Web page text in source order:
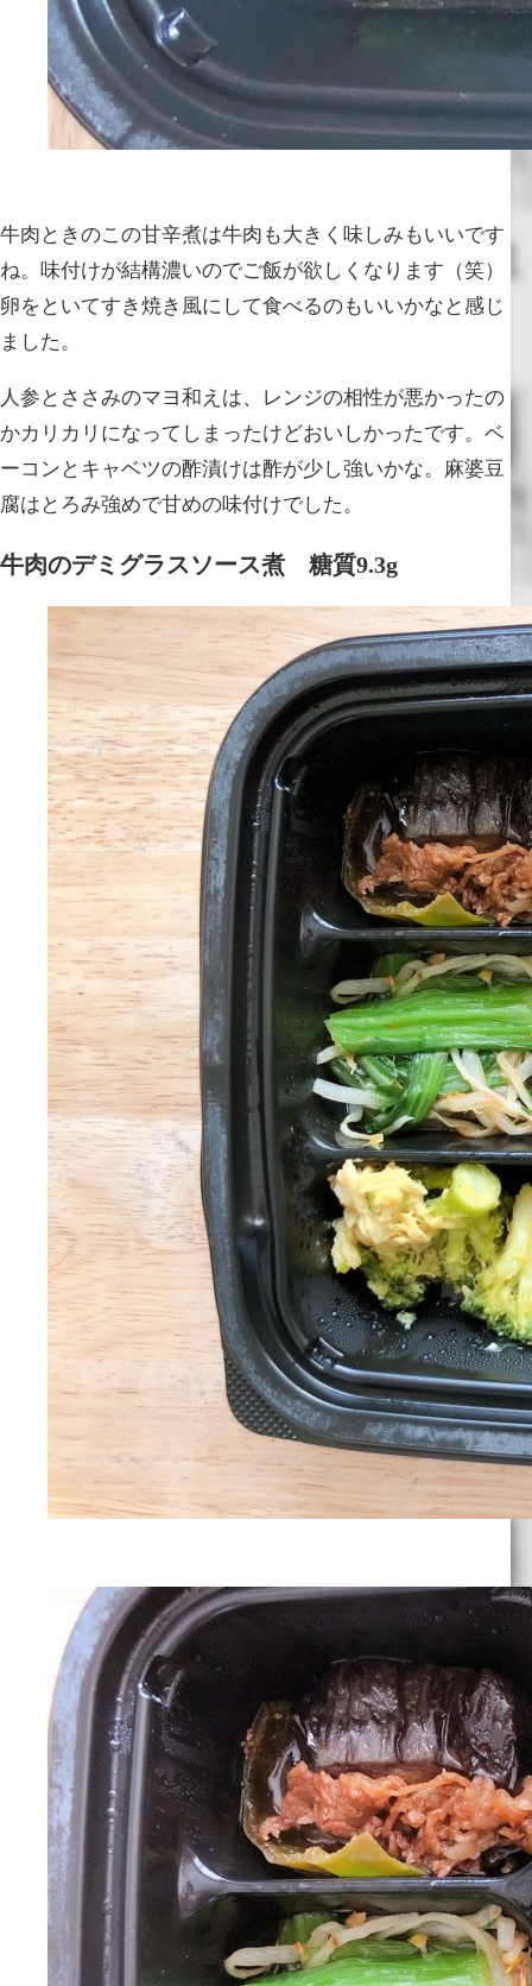
牛肉ときのこの甘辛煮は牛肉も大きく味しみもいいです
ね。味付けが結構濃いのでご飯が欲しくなります（笑）
卵をといてすき焼き風にして食べるのもいいかなと感じ
ました。
人参とささみのマヨ和えは、レンジの相性が悪かったの
かカリカリになってしまったけどおいしかったです。ベ
ーコンとキャベツの酢漬けは酢が少し強いかな。麻婆豆
腐はとろみ強めで甘めの味付けでした。
牛肉のデミグラスソース煮 糖質9.3g